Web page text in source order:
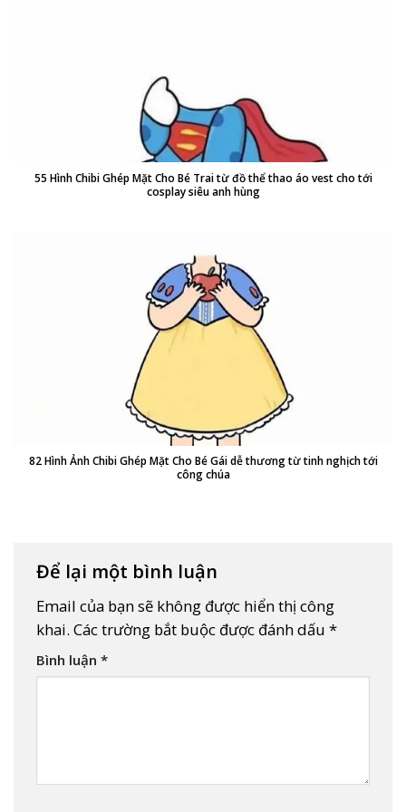
55 Hình Chibi Ghép Mặt Cho Bé Trai từ đồ thể thao áo vest cho tới
cosplay siêu anh hùng
82 Hình Ảnh Chibi Ghép Mặt Cho Bé Gái dễ thương từ tinh nghịch tới
công chúa
Để lại một bình luận
Email của bạn sẽ không được hiển thị công
khai. Các trường bắt buộc được đánh dấu *
Bình luận *